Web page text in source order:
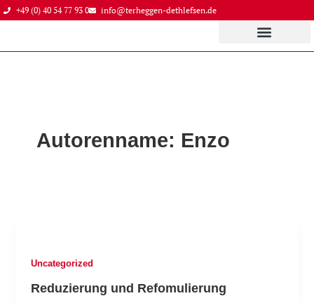
Zum
Inhalt
+49 (0) 40 54 77 93 0 info@terheggen-dethlefsen.de
Autorenname: Enzo
Uncategorized
Reduzierung und Refomulierung